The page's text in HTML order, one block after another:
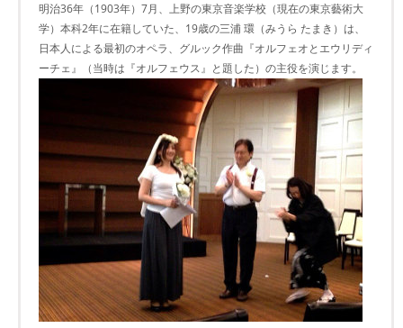
明治36年（1903年）7月、上野の東京音楽学校（現在の東京藝術大
学）本科2年に在籍していた、19歳の三浦 環（みうら たまき）は、
日本人による最初のオペラ、グルック作曲『オルフェオとエウリディ
ーチェ』（当時は『オルフェウス』と題した）の主役を演じます。